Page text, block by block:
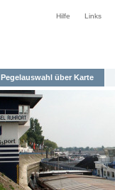
Hilfe Links
Pegelauswahl über Karte